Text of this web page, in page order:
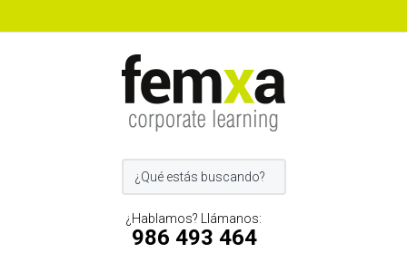
¿Hablamos? Llámanos:
986 493 464